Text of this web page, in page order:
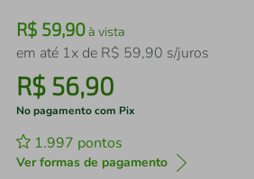
R$ 59,90à vista
em até 1x de R$ 59,90 s/juros
R$ 56,90
No pagamento com Pix
1.997 pontos
Ver formas de pagamento